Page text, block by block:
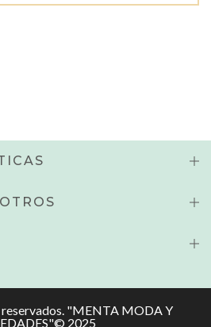
reservados. "MENTA MODA Y
2025